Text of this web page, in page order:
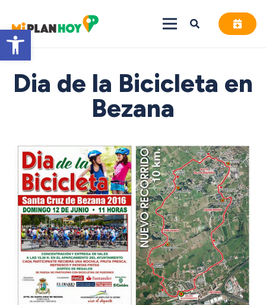
Abrir barra de herramientas
Dia de la Bicicleta en
Bezana